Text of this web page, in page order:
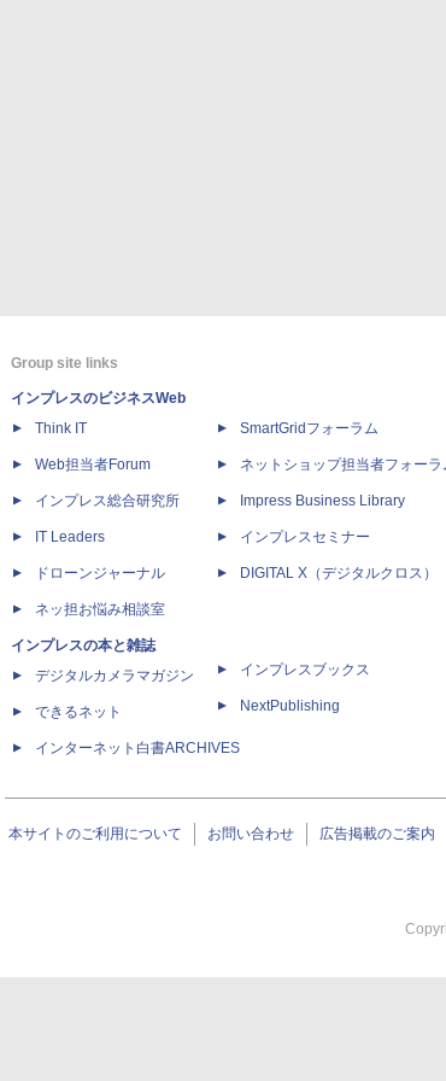
Group site links
インプレスのビジネスWeb
Think IT
Web担当者Forum
インプレス総合研究所
IT Leaders
ドローンジャーナル
ネッ担お悩み相談室
インプレスの本と雑誌
デジタルカメラマガジン
できるネット
インターネット白書ARCHIVES
SmartGridフォーラム
ネットショップ担当者フォーラ
Impress Business Library
インプレスセミナー
DIGITAL X（デジタルクロス）
インプレスブックス
NextPublishing
本サイトのご利用について お問い合わせ 広告掲載のご案内